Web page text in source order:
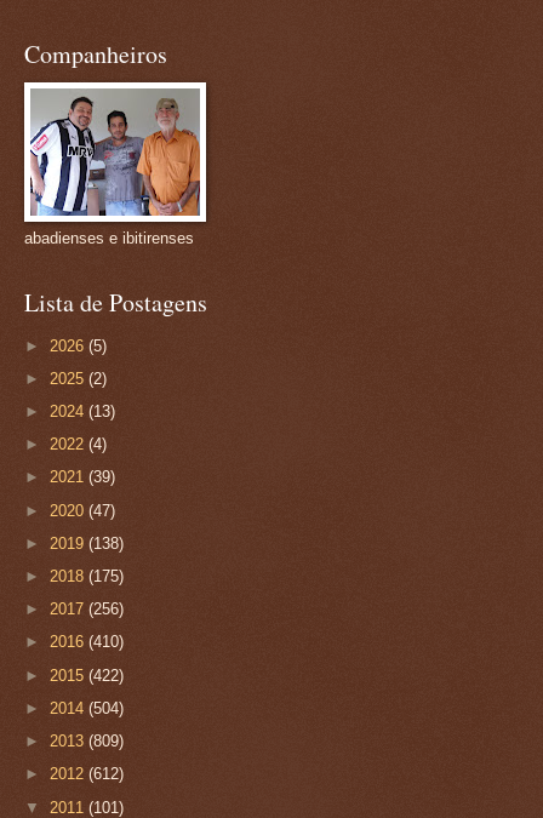
Companheiros
abadienses e ibitirenses
Lista de Postagens
► 2026 (5)
► 2025 (2)
► 2024 (13)
► 2022 (4)
► 2021 (39)
► 2020 (47)
► 2019 (138)
► 2018 (175)
► 2017 (256)
► 2016 (410)
► 2015 (422)
► 2014 (504)
► 2013 (809)
► 2012 (612)
▼ 2011 (101)